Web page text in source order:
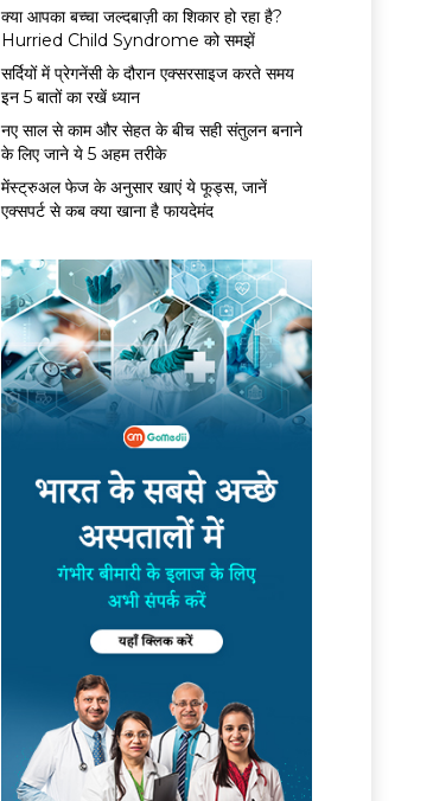
क्या आपका बच्चा जल्दबाज़ी का शिकार हो रहा है?
Hurried Child Syndrome को समझें
सर्द‍ियों में प्रेगनेंसी के दौरान एक्सरसाइज करते समय
इन 5 बातों का रखें ध्यान
नए साल से काम और सेहत के बीच सही संतुलन बनाने
के लिए जाने ये 5 अहम तरीके
मेंस्ट्रुअल फेज के अनुसार खाएं ये फूड्स, जानें
एक्सपर्ट से कब क्या खाना है फायदेमंद